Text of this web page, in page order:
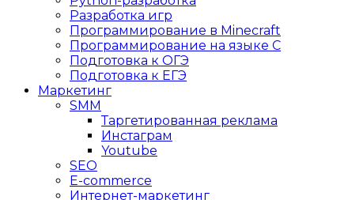
Разработка игр
Программирование в Minecraft
Программирование на языке C
Подготовка к ОГЭ
Подготовка к ЕГЭ
Маркетинг
SMM
Таргетированная реклама
Инстаграм
Youtube
SEO
E-сommerce
Интернет-маркетинг